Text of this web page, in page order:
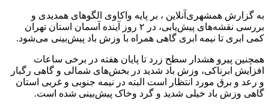
به گزارش همشهری‌آنلاین ، بر پایه واکاوی الگوهای همدیدی و
بررسی نقشه‌های پیش‌یابی، در ۲ روز آینده آسمان استان تهران
کمی ابری تا نیمه ابری گاهی همراه با وزش باد پیش‌بینی می‌شود.
همچنین پیرو هشدار سطح زرد تا پایان هفته در برخی ساعات
افزایش ابرناکی، وزش باد شدید در بخش‌های شمالی و گاهی رگبار
و رعد و برق مورد انتظار است البته در نیمه جنوبی و غربی استان
گاهی وزش باد خیلی شدید و گرد وخاک پیش‌بینی شده است.